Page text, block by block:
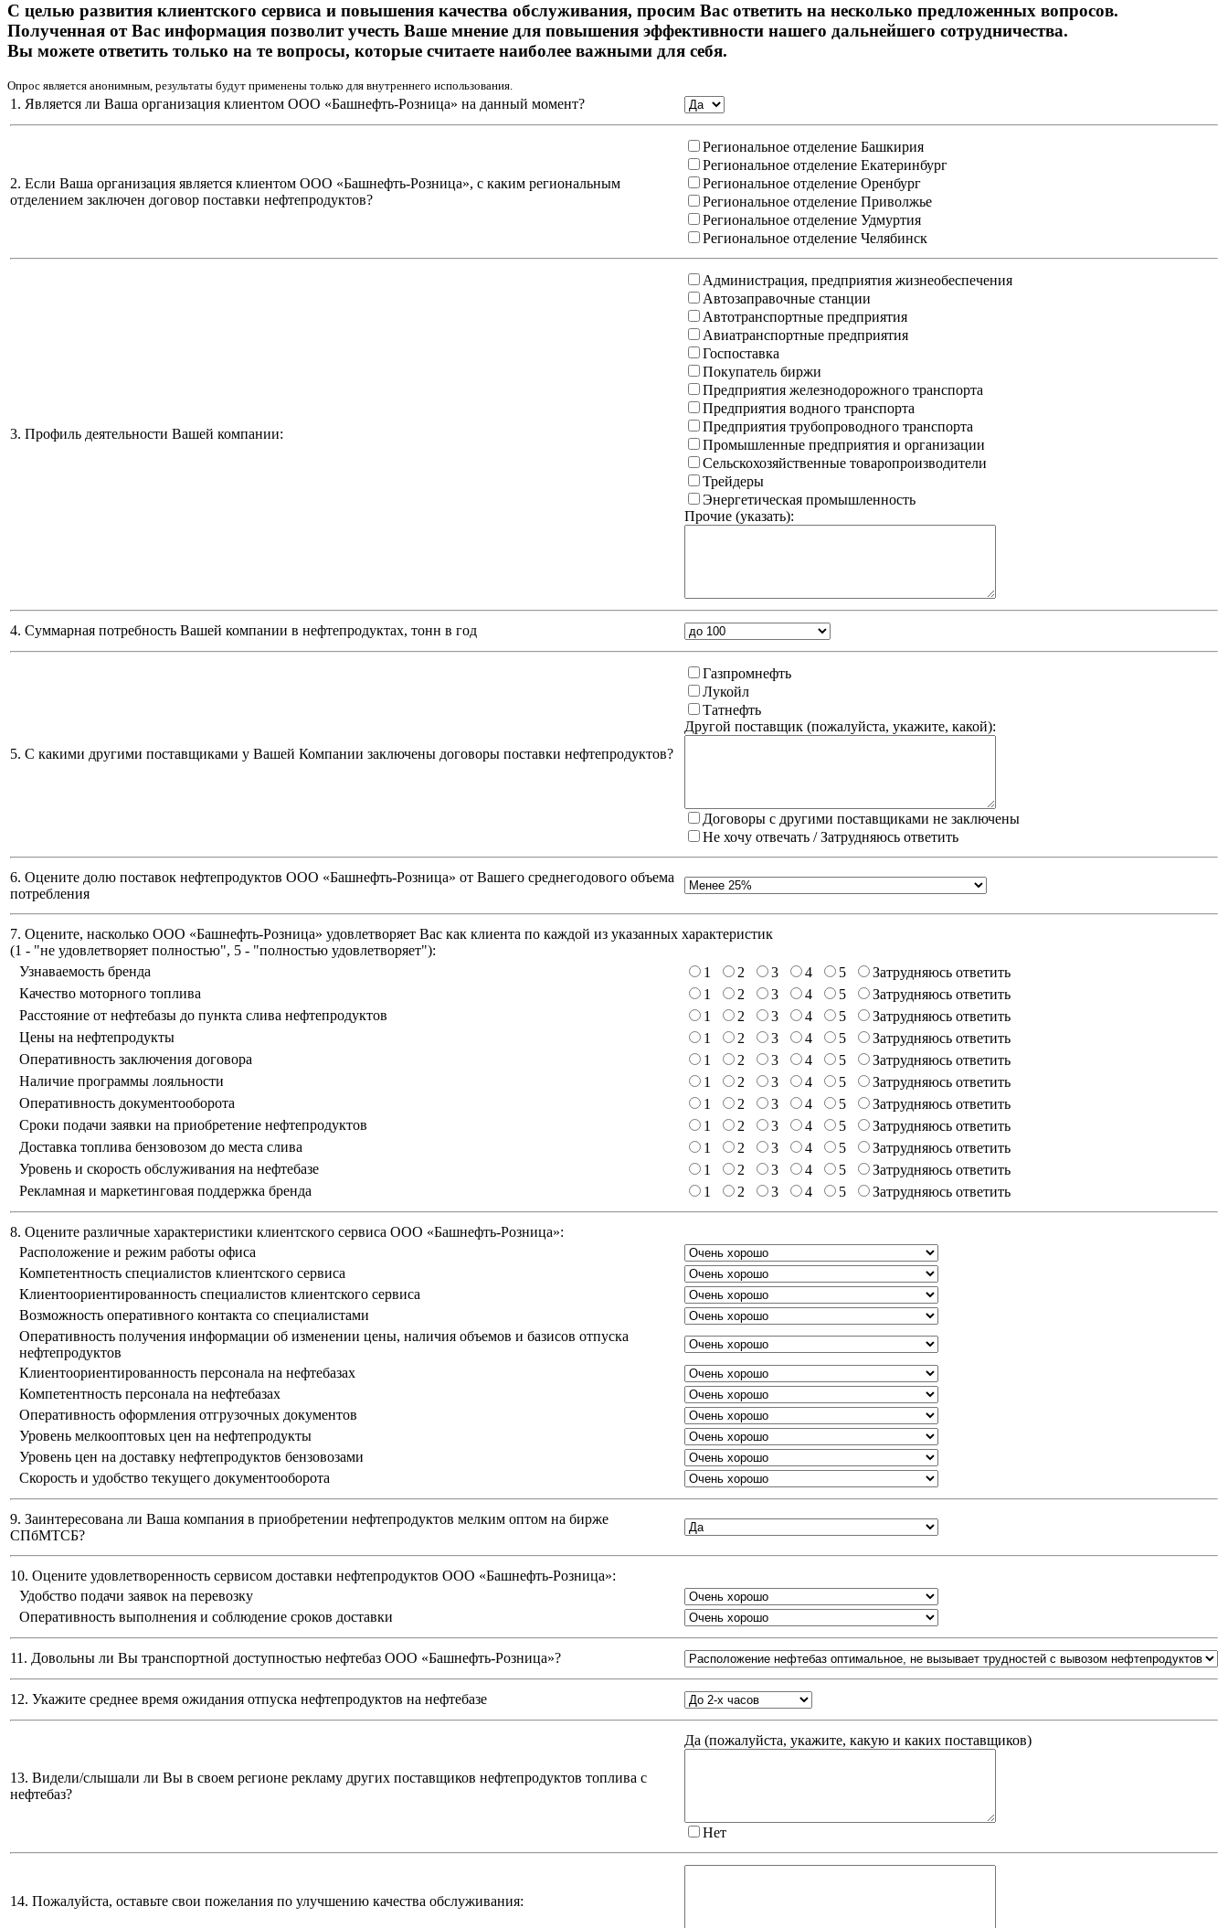
С целью развития клиентского сервиса и повышения качества обслуживания, просим Вас ответить на несколько предложенных вопросов.
Полученная от Вас информация позволит учесть Ваше мнение для повышения эффективности нашего дальнейшего сотрудничества.
Вы можете ответить только на те вопросы, которые считаете наиболее важными для себя.
Опрос является анонимным, результаты будут применены только для внутреннего использования.
1. Является ли Ваша организация клиентом ООО «Башнефть-Розница» на данный момент?
2. Если Ваша организация является клиентом ООО «Башнефть-Розница», с каким региональным
отделением заключен договор поставки нефтепродуктов?
Региональное отделение Башкирия
Региональное отделение Екатеринбург
Региональное отделение Оренбург
Региональное отделение Приволжье
Региональное отделение Удмуртия
Региональное отделение Челябинск
3. Профиль деятельности Вашей компании:
Администрация, предприятия жизнеобеспечения
Автозаправочные станции
Автотранспортные предприятия
Авиатранспортные предприятия
Госпоставка
Покупатель биржи
Предприятия железнодорожного транспорта
Предприятия водного транспорта
Предприятия трубопроводного транспорта
Промышленные предприятия и организации
Сельскохозяйственные товаропроизводители
Трейдеры
Энергетическая промышленность
Прочие (указать):
4. Суммарная потребность Вашей компании в нефтепродуктах, тонн в год
5. С какими другими поставщиками у Вашей Компании заключены договоры поставки нефтепродуктов?
Газпромнефть
Лукойл
Татнефть
Другой поставщик (пожалуйста, укажите, какой):
Договоры с другими поставщиками не заключены
Не хочу отвечать / Затрудняюсь ответить
6. Оцените долю поставок нефтепродуктов ООО «Башнефть-Розница» от Вашего среднегодового объема
потребления
7. Оцените, насколько ООО «Башнефть-Розница» удовлетворяет Вас как клиента по каждой из указанных характеристик
(1 - "не удовлетворяет полностью", 5 - "полностью удовлетворяет"):
Узнаваемость бренда
1 2 3 4 5
Затрудняюсь ответить
Качество моторного топлива
1 2 3 4 5
Затрудняюсь ответить
Расстояние от нефтебазы до пункта слива нефтепродуктов
1 2 3 4 5
Затрудняюсь ответить
Цены на нефтепродукты
1 2 3 4 5
Затрудняюсь ответить
Оперативность заключения договора
1 2 3 4 5
Затрудняюсь ответить
Наличие программы лояльности
1 2 3 4 5
Затрудняюсь ответить
Оперативность документооборота
1 2 3 4 5
Затрудняюсь ответить
Сроки подачи заявки на приобретение нефтепродуктов
1 2 3 4 5
Затрудняюсь ответить
Доставка топлива бензовозом до места слива
1 2 3 4 5
Затрудняюсь ответить
Уровень и скорость обслуживания на нефтебазе
1 2 3 4 5
Затрудняюсь ответить
Рекламная и маркетинговая поддержка бренда
1 2 3 4 5 Затрудняюсь ответить
8. Оцените различные характеристики клиентского сервиса ООО «Башнефть-Розница»:
Расположение и режим работы офиса
Компетентность специалистов клиентского сервиса
Клиентоориентированность специалистов клиентского сервиса
Возможность оперативного контакта со специалистами
Оперативность получения информации об изменении цены, наличия объемов и базисов отпуска
нефтепродуктов
Клиентоориентированность персонала на нефтебазах
Компетентность персонала на нефтебазах
Оперативность оформления отгрузочных документов
Уровень мелкооптовых цен на нефтепродукты
Уровень цен на доставку нефтепродуктов бензовозами
Скорость и удобство текущего документооборота
9. Заинтересована ли Ваша компания в приобретении нефтепродуктов мелким оптом на бирже
СПбМТСБ?
10. Оцените удовлетворенность сервисом доставки нефтепродуктов ООО «Башнефть-Розница»:
Удобство подачи заявок на перевозку
Оперативность выполнения и соблюдение сроков доставки
11. Довольны ли Вы транспортной доступностью нефтебаз ООО «Башнефть-Розница»?
12. Укажите среднее время ожидания отпуска нефтепродуктов на нефтебазе
13. Видели/слышали ли Вы в своем регионе рекламу других поставщиков нефтепродуктов топлива с
нефтебаз?
Да (пожалуйста, укажите, какую и каких поставщиков)
Нет
14. Пожалуйста, оставьте свои пожелания по улучшению качества обслуживания: